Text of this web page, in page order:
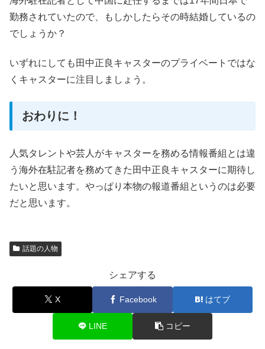
勤務されていたので、もしかしたらその時結婚しているの
でしょうか？
いずれにしても田中正良キャスターのプライベートではな
くキャスターに注目しましょう。
おわりに！
人気タレントや芸人がキャスターを務める情報番組とは違
う海外在駐記者を務めてきた田中正良キャスターに期待し
たいと思います。やっぱり本物の報道番組というのは必要
だと思います。
話題の人物
シェアする
X Facebook はてブ
LINE コピー